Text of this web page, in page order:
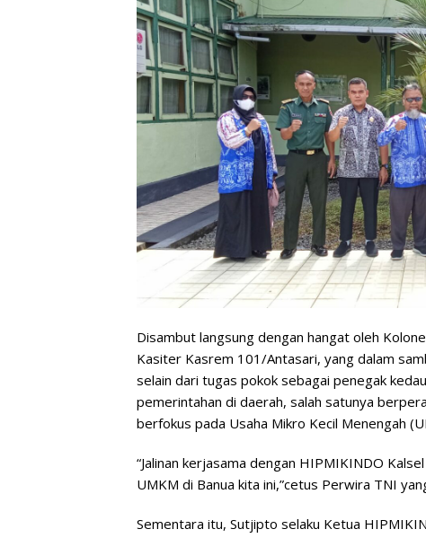
Disambut langsung dengan hangat oleh
Kasiter Kasrem 101/Antasari, yang dalam
selain dari tugas pokok sebagai penegak
pemerintahan di daerah, salah satunya
berfokus pada Usaha Mikro Kecil Menengah
“Jalinan kerjasama dengan HIPMIKINDO
UMKM di Banua kita ini,”cetus Perwira TNI
Sementara itu, Sutjipto selaku Ketua